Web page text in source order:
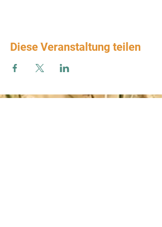
Diese Veranstaltung teilen